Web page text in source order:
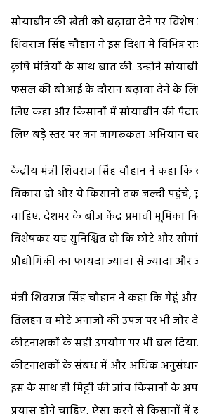
सोयाबीन की खेती को बढ़ावा देने पर विशेष
शिवराज सिंह चौहान ने इस दिशा में विभिन्न
कृषि मंत्रियों के साथ बात की. उन्होंने
फसल की बोआई के दौरान बढ़ावा देने के
लिए कहा और किसानों में सोयाबीन की
लिए बड़े स्तर पर जन जागरूकता अभियान
केंद्रीय मंत्री शिवराज सिंह चौहान ने कहा
विकास हो और ये किसानों तक जल्दी पहुंचे,
चाहिए. देशभर के बीज केंद्र प्रभावी भूमिका
विशेषकर यह सुनिश्चित हो कि छोटे और
प्रौद्योगिकी का फायदा ज्यादा से ज्यादा
मंत्री शिवराज सिंह चौहान ने कहा कि गेहूं
तिलहन व मोटे अनाजों की उपज पर भी जोर
कीटनाशकों के सही उपयोग पर भी बल
कीटनाशकों के संबंध में और अधिक
इस के साथ ही मिट्टी की जांच किसानों के